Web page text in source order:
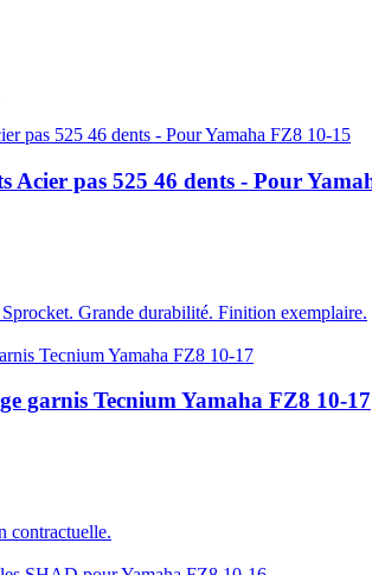
Acier pas 525 46 dents - Pour
Grande durabilité. Finition exemplaire.
garnis Tecnium Yamaha FZ8 10-17
contractuelle.